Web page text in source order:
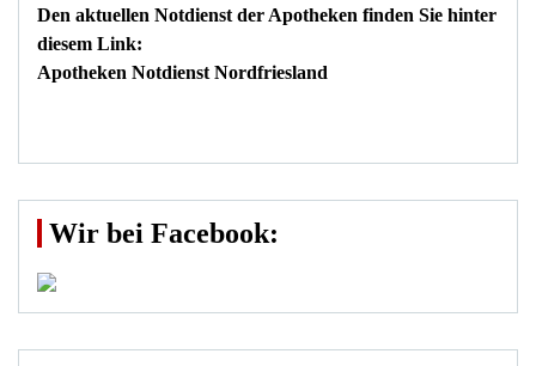
Den aktuellen Notdienst der Apotheken finden Sie hinter
diesem Link:
Apotheken Notdienst Nordfriesland
Wir bei Facebook: